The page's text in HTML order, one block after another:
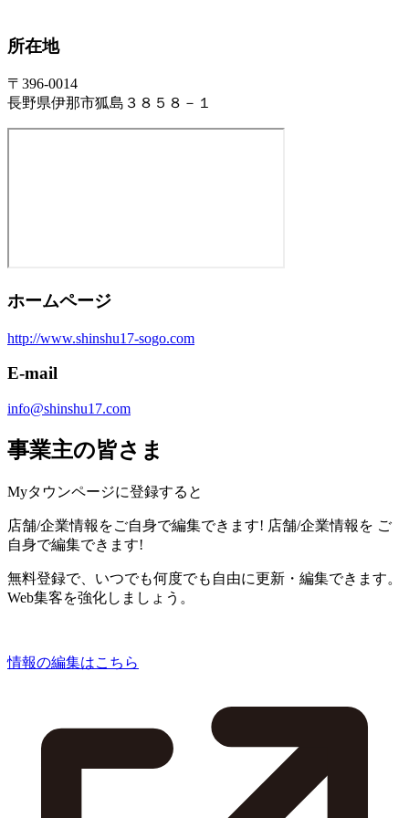
所在地
〒396-0014
長野県伊那市狐島３８５８－１
ホームページ
http://www.shinshu17-sogo.com
E-mail
info@shinshu17.com
事業主の皆さま
Myタウンページに登録すると
店舗/企業情報をご自身で編集できます! 店舗/企業情報を ご
自身で編集できます!
無料登録で、いつでも何度でも自由に更新・編集できます。
Web集客を強化しましょう。
情報の編集はこちら